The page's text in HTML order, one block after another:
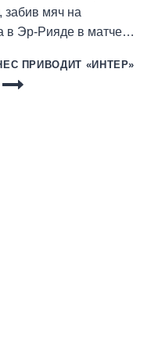
забив мяч на
в Эр-Рияде в матче…
ПРИВОДИТ «ИНТЕР»